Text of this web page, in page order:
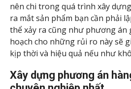
nên chi trong quá trình xây
ra mắt sản phẩm bạn cần phải
thể xảy ra cũng như phương án
hoạch cho những rủi ro này sẽ
kịp thời và hiệu quả nếu như
Xây dựng phương án